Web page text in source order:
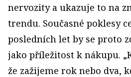
nervozity a ukazuje to na
trendu. Současné poklesy
posledních let by se proto
jako příležitost k nákupu.
že zažijeme rok nebo dva,